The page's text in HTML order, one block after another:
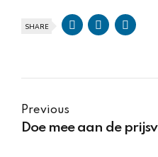
SHARE
Previous
Doe mee aan de